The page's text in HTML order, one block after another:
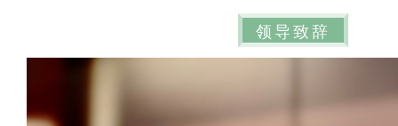
领导致辞